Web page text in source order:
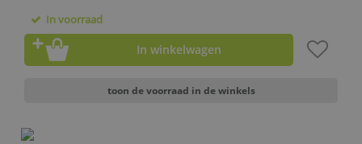
In voorraad
In winkelwagen
toon de voorraad in de winkels